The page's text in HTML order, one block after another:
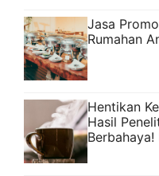
Jasa
Rumahan
Hentikan
Hasil